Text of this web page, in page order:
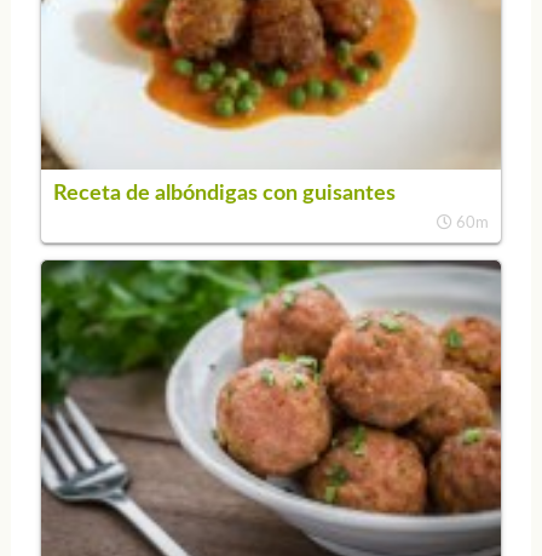
Receta de albóndigas con guisantes
60m